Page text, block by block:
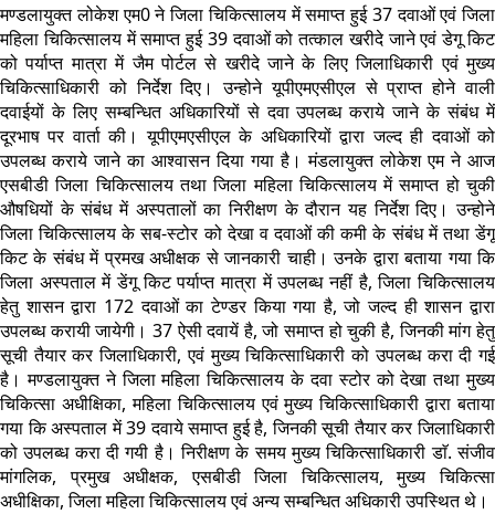
मण्डलायुक्त लोकेश एम0 ने जिला चिकित्सालय में समाप्त हुई 37 दवाओं एवं जिला
महिला चिकित्सालय में समाप्त हुई 39 दवाओं को तत्काल खरीदे जाने एवं डेगू किट
को पर्याप्त मात्रा में जैम पोर्टल से खरीदे जाने के लिए जिलाधिकारी एवं मुख्य
चिकित्साधिकारी को निर्देश दिए। उन्होने यूपीएमएसीएल से प्राप्त होने वाली
दवाईयों के लिए सम्बन्धित अधिकारियों से दवा उपलब्ध कराये जाने के संबंध में
दूरभाष पर वार्ता की। यूपीएमएसीएल के अधिकारियों द्वारा जल्द ही दवाओं को
उपलब्ध कराये जाने का आश्वासन दिया गया है। मंडलायुक्त लोकेश एम ने आज
एसबीडी जिला चिकित्सालय तथा जिला महिला चिकित्सालय में समाप्त हो चुकी
औषधियों के संबंध में अस्पतालों का निरीक्षण के दौरान यह निर्देश दिए। उन्होने
जिला चिकित्सालय के सब-स्टोर को देखा व दवाओं की कमी के संबंध में तथा डेंगू
किट के संबंध में प्रमख अधीक्षक से जानकारी चाही। उनके द्वारा बताया गया कि
जिला अस्पताल में डेंगू किट पर्याप्त मात्रा में उपलब्ध नहीं है, जिला चिकित्सालय
हेतु शासन द्वारा 172 दवाओं का टेण्डर किया गया है, जो जल्द ही शासन द्वारा
उपलब्ध करायी जायेगी। 37 ऐसी दवायें है, जो समाप्त हो चुकी है, जिनकी मांग हेतु
सूची तैयार कर जिलाधिकारी, एवं मुख्य चिकित्साधिकारी को उपलब्ध करा दी गई
है। मण्डलायुक्त ने जिला महिला चिकित्सालय के दवा स्टोर को देखा तथा मुख्य
चिकित्सा अधीक्षिका, महिला चिकित्सालय एवं मुख्य चिकित्साधिकारी द्वारा बताया
गया कि अस्पताल में 39 दवाये समाप्त हुई है, जिनकी सूची तैयार कर जिलाधिकारी
को उपलब्ध करा दी गयी है। निरीक्षण के समय मुख्य चिकित्साधिकारी डाॅ. संजीव
मांगलिक, प्रमुख अधीक्षक, एसबीडी जिला चिकित्सालय, मुख्य चिकित्सा
अधीक्षिका, जिला महिला चिकित्सालय एवं अन्य सम्बन्धित अधिकारी उपस्थित थे।